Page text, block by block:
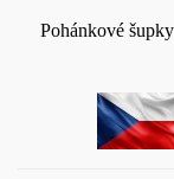
Pohánkové